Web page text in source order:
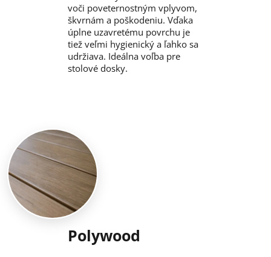
voči poveternostným vplyvom,
škvrnám a poškodeniu. Vďaka
úplne uzavretému povrchu je
tiež veľmi hygienický a ľahko sa
udržiava. Ideálna voľba pre
stolové dosky.
Polywood